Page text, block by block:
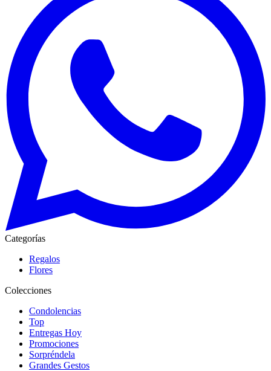
Categorías
Regalos
Flores
Colecciones
Condolencias
Top
Entregas Hoy
Promociones
Sorpréndela
Grandes Gestos